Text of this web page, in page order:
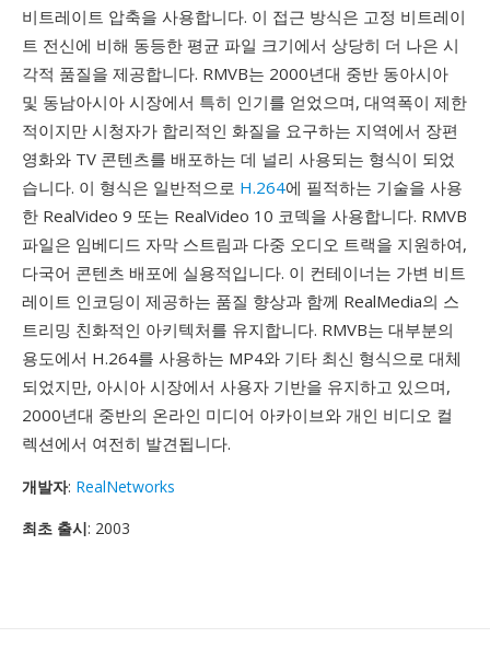
비트레이트 압축을 사용합니다. 이 접근 방식은 고정 비트레이
트 전신에 비해 동등한 평균 파일 크기에서 상당히 더 나은 시
각적 품질을 제공합니다. RMVB는 2000년대 중반 동아시아
및 동남아시아 시장에서 특히 인기를 얻었으며, 대역폭이 제한
적이지만 시청자가 합리적인 화질을 요구하는 지역에서 장편
영화와 TV 콘텐츠를 배포하는 데 널리 사용되는 형식이 되었
습니다. 이 형식은 일반적으로 H.264에 필적하는 기술을 사용
한 RealVideo 9 또는 RealVideo 10 코덱을 사용합니다. RMVB
파일은 임베디드 자막 스트림과 다중 오디오 트랙을 지원하여,
다국어 콘텐츠 배포에 실용적입니다. 이 컨테이너는 가변 비트
레이트 인코딩이 제공하는 품질 향상과 함께 RealMedia의 스
트리밍 친화적인 아키텍처를 유지합니다. RMVB는 대부분의
용도에서 H.264를 사용하는 MP4와 기타 최신 형식으로 대체
되었지만, 아시아 시장에서 사용자 기반을 유지하고 있으며,
2000년대 중반의 온라인 미디어 아카이브와 개인 비디오 컬
렉션에서 여전히 발견됩니다.
개발자: RealNetworks
최초 출시: 2003